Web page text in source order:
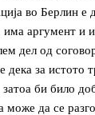
во Берлин е
има аргумент и
дел од
за истото
би било
може да се